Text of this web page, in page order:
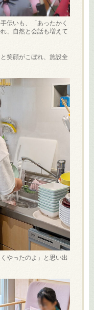
伝いも、「あったかく
、自然と会話も増えて
笑顔がこぼれ、施設全
やったのよ」と思い出